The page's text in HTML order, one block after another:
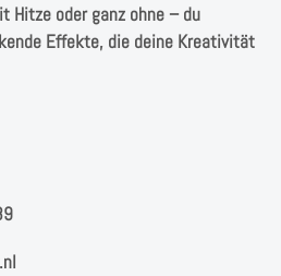
Hitze oder ganz ohne – du
Effekte, die deine Kreativität